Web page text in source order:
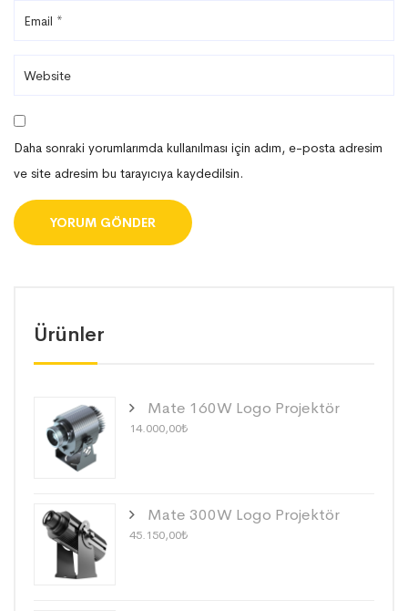
Ürünler
Mate 160W Logo Projektör
14.000,00₺
Mate 300W Logo Projektör
45.150,00₺
Daha sonraki yorumlarımda kullanılması için adım, e-posta adresim
ve site adresim bu tarayıcıya kaydedilsin.